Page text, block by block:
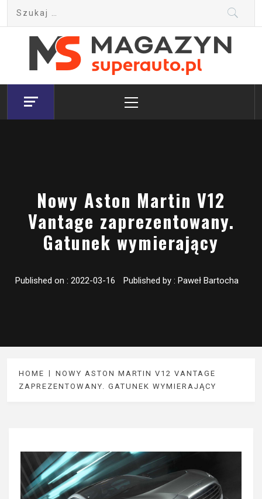
Magazyn.Superauto.pl
Nowy portal motoryzacyjny
Menu
Nowy Aston Martin V12
Vantage zaprezentowany.
Gatunek wymierający
Published on : 2022-03-16 Published by : Paweł Bartocha
HOME
NOWY ASTON MARTIN V12 VANTAGE
ZAPREZENTOWANY. GATUNEK WYMIERAJĄCY